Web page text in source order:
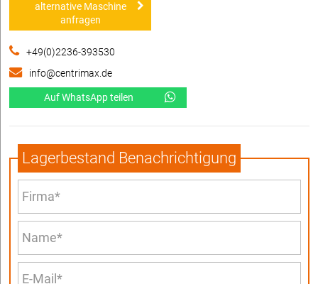
alternative Maschine
anfragen
+49(0)2236-393530
info@centrimax.de
Auf WhatsApp teilen
Lagerbestand Benachrichtigung